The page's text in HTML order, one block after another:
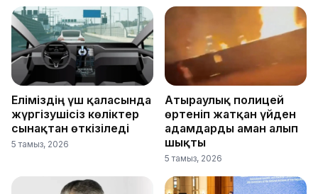
Еліміздің үш қаласында
жүргізушісіз көліктер
сынақтан өткізіледі
5 тамыз, 2026
Атыраулық полицей
өртеніп жатқан үйден
адамдарды аман алып
шықты
5 тамыз, 2026